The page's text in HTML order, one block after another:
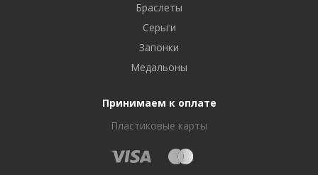
Браслеты
Серьги
Запонки
Медальоны
Принимаем к оплате
Пластиковые карты